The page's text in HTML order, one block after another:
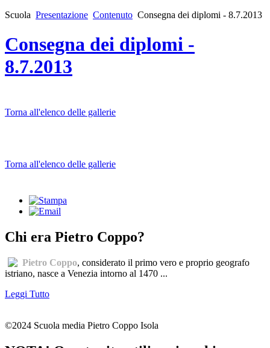
Scuola Presentazione Contenuto Consegna dei diplomi - 8.7.2013
Consegna dei diplomi -
8.7.2013
Torna all'elenco delle gallerie
Torna all'elenco delle gallerie
Chi era Pietro Coppo?
Pietro Coppo, considerato il primo vero e proprio geografo
istriano, nasce a Venezia intorno al 1470 ...
Leggi Tutto
©2024 Scuola media Pietro Coppo Isola